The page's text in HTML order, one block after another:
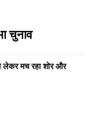
चुनाव
लेकर मच रहा शोर और